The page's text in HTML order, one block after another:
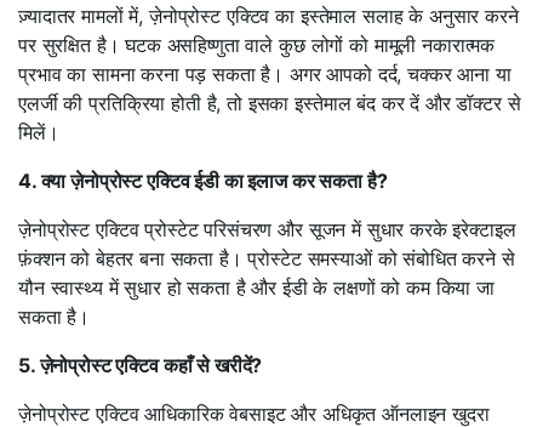
ज़्यादातर मामलों में, ज़ेनोप्रोस्ट एक्टिव का इस्तेमाल सलाह के अनुसार करने
पर सुरक्षित है। घटक असहिष्णुता वाले कुछ लोगों को मामूली नकारात्मक
प्रभाव का सामना करना पड़ सकता है। अगर आपको दर्द, चक्कर आना या
एलर्जी की प्रतिक्रिया होती है, तो इसका इस्तेमाल बंद कर दें और डॉक्टर से
मिलें।
4. क्या ज़ेनोप्रोस्ट एक्टिव ईडी का इलाज कर सकता है?
ज़ेनोप्रोस्ट एक्टिव प्रोस्टेट परिसंचरण और सूजन में सुधार करके इरेक्टाइल
फ़ंक्शन को बेहतर बना सकता है। प्रोस्टेट समस्याओं को संबोधित करने से
यौन स्वास्थ्य में सुधार हो सकता है और ईडी के लक्षणों को कम किया जा
सकता है।
5. ज़ेनोप्रोस्ट एक्टिव कहाँ से खरीदें?
ज़ेनोप्रोस्ट एक्टिव आधिकारिक वेबसाइट और अधिकृत ऑनलाइन खुदरा